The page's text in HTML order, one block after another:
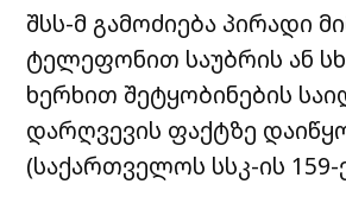
შსს-მ გამოძიება პირადი
ტელეფონით საუბრის ან
ხერხით შეტყობინების
დარღვევის ფაქტზე
(საქართველოს სსკ-ის